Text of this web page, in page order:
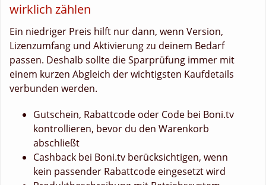
wirklich zählen
Ein niedriger Preis hilft nur dann, wenn Version,
Lizenzumfang und Aktivierung zu deinem Bedarf
passen. Deshalb sollte die Sparprüfung immer mit
einem kurzen Abgleich der wichtigsten Kaufdetails
verbunden werden.
Gutschein, Rabattcode oder Code bei Boni.tv
kontrollieren, bevor du den Warenkorb
abschließt
Cashback bei Boni.tv berücksichtigen, wenn
kein passender Rabattcode eingesetzt wird